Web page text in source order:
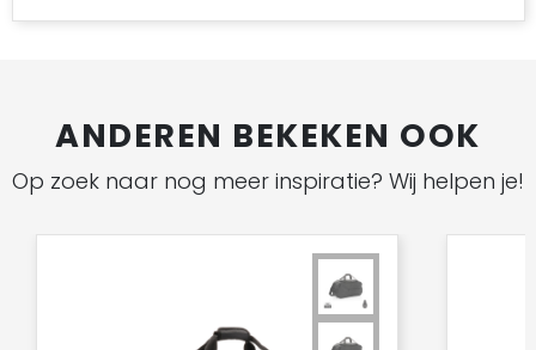
ANDEREN BEKEKEN OOK
Op zoek naar nog meer inspiratie? Wij helpen je!